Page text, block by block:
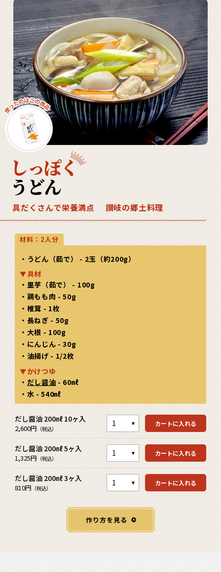
しっぽく
うどん
具だくさんで栄養満点 讃岐の郷土料理
材料：2人分
・うどん（茹で） - 2玉（約200g）
具材
・里芋（茹で） - 100g
・鶏もも肉 - 50g
・椎茸 - 1枚
・長ねぎ - 50g
・大根 - 100g
・にんじん - 30g
・油揚げ - 1/2枚
かけつゆ
・ だし醤油 - 60㎖
・水 - 540㎖
だし醤油 200㎖ 10ヶ入
2,600円 （税込）
カートに入れる
だし醤油 200㎖ 5ヶ入
1,325円 （税込）
カートに入れる
カートを見る
だし醤油 200㎖ 3ヶ入
810円 （税込）
カートに入れる
カートを見る